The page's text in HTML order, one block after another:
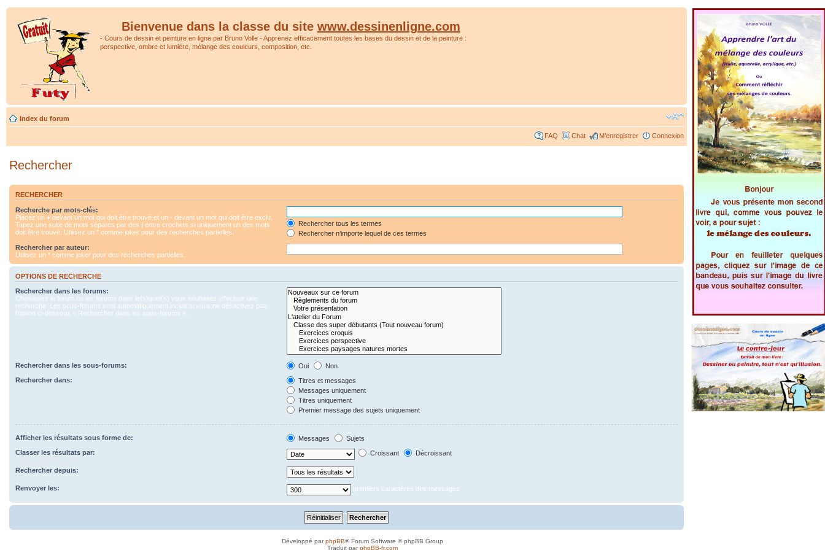
Bienvenue dans la classe du site www.dessinenligne.com
- Cours de dessin et peinture en ligne par Bruno Volle - Apprenez efficacement toutes les bases du dessin et de la peinture :
perspective, ombre et lumière, mélange des couleurs, composition, etc.
Index du forum
FAQ Chat M’enregistrer Connexion
Rechercher
RECHERCHER
Recherche par mots-clés:
Placez un + devant un mot qui doit être trouvé et un - devant un mot qui doit être exclu.
Tapez une suite de mots séparés par des | entre crochets si uniquement un des mots
doit être trouvé. Utilisez un * comme joker pour des recherches partielles.
Rechercher tous les termes
Rechercher n’importe lequel de ces termes
Rechercher par auteur:
Utilisez un * comme joker pour des recherches partielles.
OPTIONS DE RECHERCHE
Rechercher dans les forums:
Choisissez le forum ou les forums dans le(s)quel(s) vous souhaitez effectuer une
recherche. Les sous-forums sont automatiquement inclus si vous ne désactivez pas
l’option ci-dessous « Rechercher dans les sous-forums ».
Rechercher dans les sous-forums: Oui
Non
Rechercher dans:
Titres et messages
Messages uniquement
Titres uniquement
Premier message des sujets uniquement
Afficher les résultats sous forme de: Messages
Sujets
Classer les résultats par:
Croissant Décroissant
Rechercher depuis:
Renvoyer les: premiers caractères des messages
Développé parphpBB® Forum Software © phpBB Group
Traduit parphpBB-fr.com